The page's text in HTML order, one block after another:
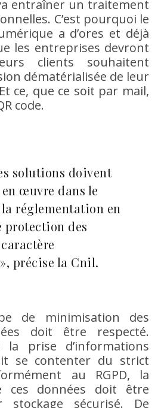
entraîner un traitement
C’est pourquoi le
a d’ores et déjà
les entreprises devront
clients souhaitent
dématérialisée de leur
ce, que ce soit par mail,
code.
solutions doivent
œuvre dans le
réglementation en
protection des
précise la Cnil.
de minimisation des
doit être respecté.
la prise d’informations
se contenter du strict
au RGPD, la
ces données doit être
sécurisé. De